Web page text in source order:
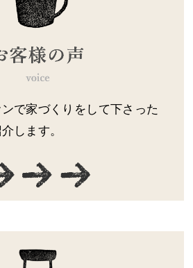
で家づくりをして下さった
します。